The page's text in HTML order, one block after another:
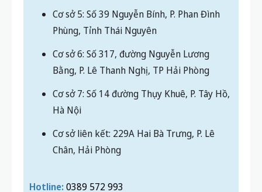
Cơ sở 5: Số 39 Nguyễn Bính, P. Phan Đình
Phùng, Tỉnh Thái Nguyên
Cơ sở 6: Số 317, đường Nguyễn Lương
Bằng, P. Lê Thanh Nghị, TP Hải Phòng
Cơ sở 7: Số 14 đường Thụy Khuê, P. Tây Hồ,
Hà Nội
Cơ sở liên kết: 229A Hai Bà Trưng, P. Lê
Chân, Hải Phòng
Hotline: 0389 572 993